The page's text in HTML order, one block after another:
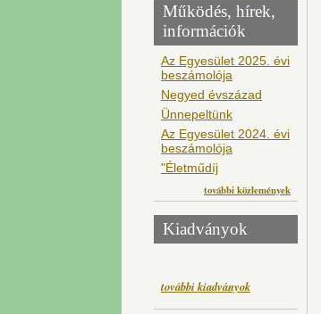
Működés, hírek,
információk
Az Egyesület 2025. évi
beszámolója
Negyed évszázad
Ünnepeltünk
Az Egyesület 2024. évi
beszámolója
"Életműdíj
további közlemények
Kiadványok
további kiadványok